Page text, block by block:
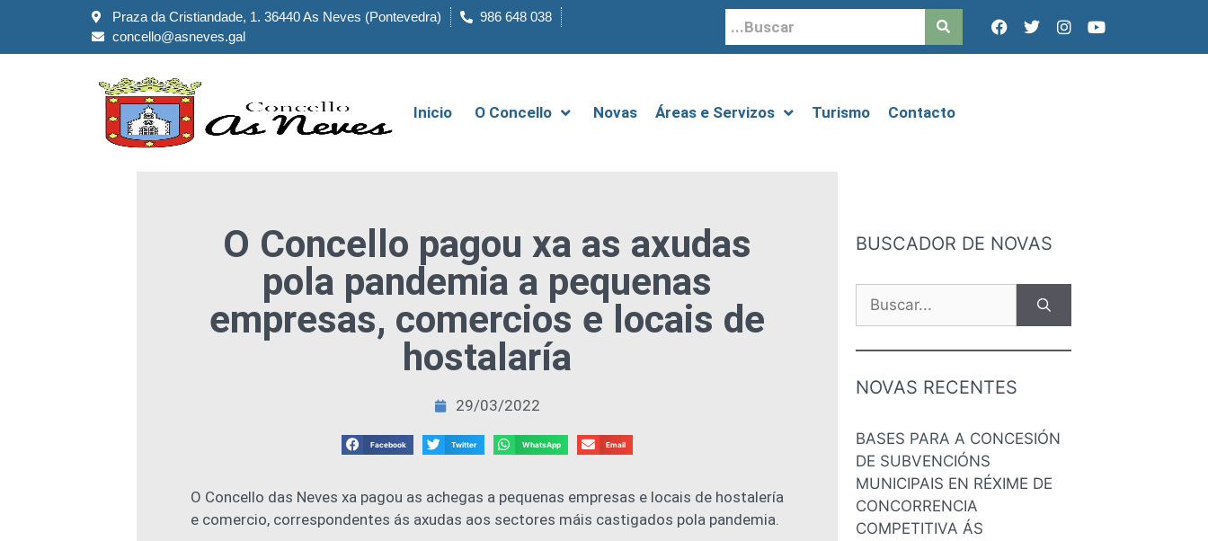
Praza da Cristiandade, 1. 36440 As Neves (Pontevedra)
986 648 038
concello@asneves.gal
Inicio O Concello Novas Áreas e Servizos Turismo Contacto
O Concello pagou xa as axudas
pola pandemia a pequenas
empresas, comercios e locais de
hostalaría
29/03/2022
Facebook Twitter WhatsApp Email
O Concello das Neves xa pagou as achegas a pequenas empresas e locais de hostalería
e comercio, correspondentes ás axudas aos sectores máis castigados pola pandemia.
BUSCADOR DE NOVAS
NOVAS RECENTES
BASES PARA A CONCESIÓN
DE SUBVENCIÓNS
MUNICIPAIS EN RÉXIME DE
CONCORRENCIA
COMPETITIVA ÁS